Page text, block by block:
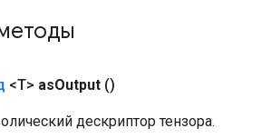
<T> asOutput ()
дескриптор тензора.